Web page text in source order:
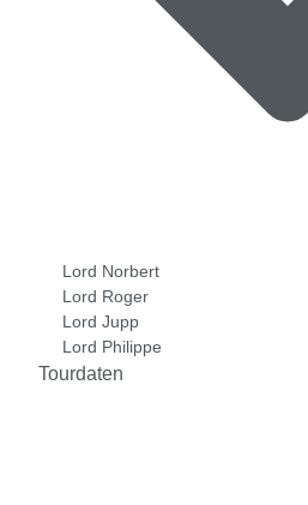
Lord Norbert
Lord Roger
Lord Jupp
Lord Philippe
Tourdaten